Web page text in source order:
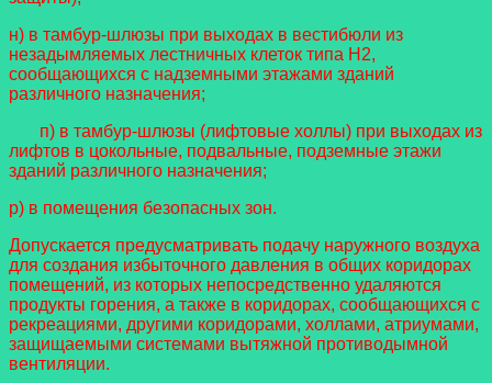
н) в тамбур-шлюзы при выходах в вестибюли из
незадымляемых лестничных клеток типа Н2,
сообщающихся с надземными этажами зданий
различного назначения;
п) в тамбур-шлюзы (лифтовые холлы) при выходах из
лифтов в цокольные, подвальные, подземные этажи
зданий различного назначения;
р) в помещения безопасных зон.
Допускается предусматривать подачу наружного воздуха
для создания избыточного давления в общих коридорах
помещений, из которых непосредственно удаляются
продукты горения, а также в коридорах, сообщающихся с
рекреациями, другими коридорами, холлами, атриумами,
защищаемыми системами вытяжной противодымной
вентиляции.